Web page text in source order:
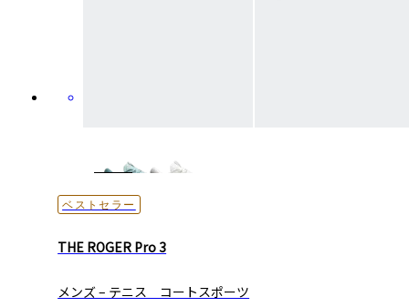
ベストセラー
THE ROGER Pro 3
メンズ – テニス コートスポーツ